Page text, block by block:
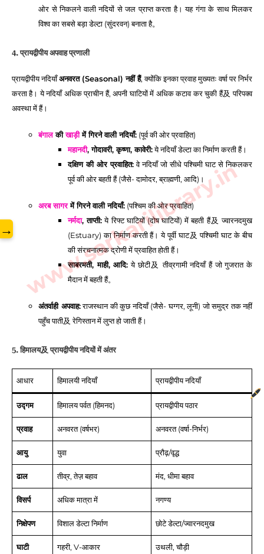
ओर से निकलने वाली नदियों से जल प्राप्त करता है। यह गंगा के साथ मिलकर
विश्व का सबसे बड़ा डेल्टा (सुंदरवन) बनाता है。
4. प्रायद्वीपीय अपवाह प्रणाली
प्रायद्वीपीय नदियाँअनवरत (Seasonal) नहीं हैं, क्योंकि इनका प्रवाह मुख्यतः वर्षा पर निर्भर
करता है। ये नदियाँ अधिक प्राचीन हैं, अपनी घाटियों में अधिक कटाव कर चुकी हैं及 परिपक्व
अवस्था में हैं।
बंगालकीखाड़ीमें गिरने वाली नदियाँ: (पूर्व की ओर प्रवाहित)
महानदी, गोदावरी, कृष्णा, कावेरी:ये नदियाँ डेल्टा का निर्माण करती हैं।
दक्षिण की ओर प्रवाहित:वे नदियाँ जो सीधे पश्चिमी घाट से निकलकर
पूर्व की ओर बहती हैं (जैसे- दामोदर, ब्राह्मणी, आदि)।
अरब सागरमें गिरने वाली नदियाँ: (पश्चिम की ओर प्रवाहित)
नर्मदा, ताप्ती:ये रिफ्ट घाटियों (दोष घाटियों) में बहती हैं及 ज्वारनदमुख
(Estuary) का निर्माण करती हैं। ये पूर्वी घाट及 पश्चिमी घाट के बीच
की संरचनात्मक द्रोणी में प्रवाहित होती हैं।
साबरमती, माही, आदि: ये छोटी及 तीव्रगामी नदियाँ हैं जो गुजरात के
मैदान में बहती हैं。
अंतर्वाही अपवाह:राजस्थान की कुछ नदियाँ (जैसे- घग्गर, लूनी) जो समुद्र तक नहीं
पहुँच पाती及 रेगिस्तान में लुप्त हो जाती हैं।
5. हिमालय及 प्रायद्वीपीय नदियों में अंतर
आधार हिमालयी नदियाँ प्रायद्वीपीय नदियाँ
उद्गम हिमालय पर्वत (हिमनद) प्रायद्वीपीय पठार
प्रवाह अनवरत (वर्षभर) अनवरत (वर्षा-निर्भर)
आयु युवा प्रौढ़/वृद्ध
ढाल तीव्र, तेज़ बहाव मंद, धीमा बहाव
विसर्प अधिक मात्रा में नगण्य
निक्षेपण विशाल डेल्टा निर्माण छोटे डेल्टा/ज्वारनदमुख
घाटी गहरी, V-आकार उथली, चौड़ी
www.sarkarilibrary.in
→